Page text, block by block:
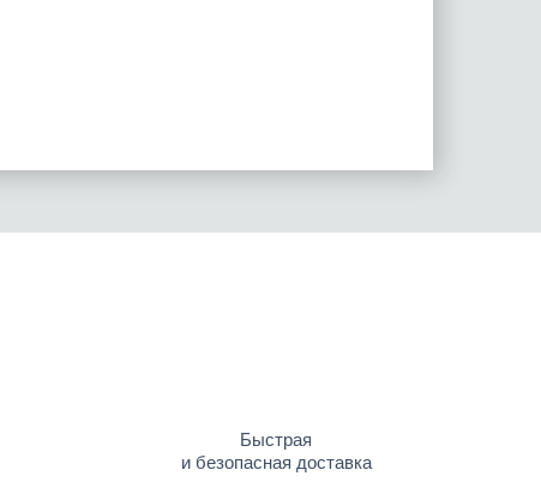
Быстрая
и безопасная доставка